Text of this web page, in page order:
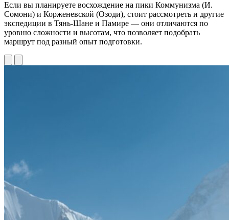
Если вы планируете восхождение на пики Коммунизма (И.
Сомони) и Корженевской (Озоди), стоит рассмотреть и другие
экспедиции в Тянь-Шане и Памире — они отличаются по
уровню сложности и высотам, что позволяет подобрать
маршрут под разный опыт подготовки.